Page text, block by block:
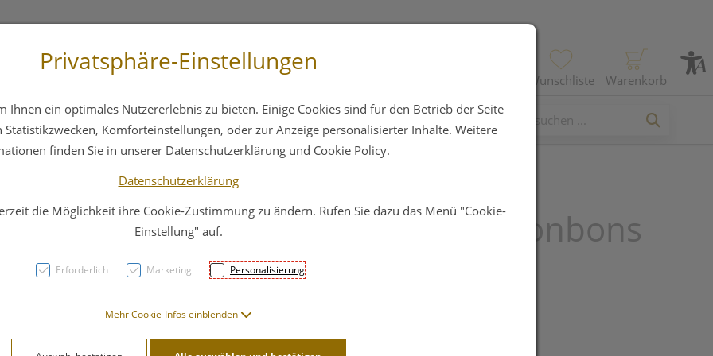
Wunschliste Warenkorb
Hautpflege Familie Nahrungsergänzung
Anifer® Salbei Bonbons
PZN: 1507480
Privatsphäre-Einstellungen
Ihnen ein optimales Nutzererlebnis zu bieten. Einige Cookies sind für den Betrieb der Seite
Komforteinstellungen, oder zur Anzeige personalisierter Inhalte. Weitere
finden Sie in unserer Datenschutzerklärung und Cookie Policy.
Datenschutzerklärung
die Möglichkeit ihre Cookie-Zustimmung zu ändern. Rufen Sie dazu das Menü "Cookie-
Einstellung" auf.
Erforderlich Marketing Personalisierung
Mehr Cookie-Infos einblenden